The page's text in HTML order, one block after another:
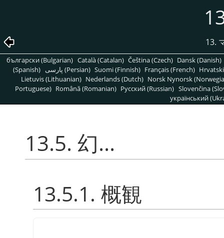
13.
български (Bulgarian) Català (Catalan) Čeština (Czech) Dansk (Danish)
(Spanish)
پارسی (Persian) Suomi (Finnish) Français (French)
Lietuvis (Lithuanian) Nederlands (Dutch) Norsk Nynorsk
Portuguese) Română (Romanian) Pусский (Russian) Slovenčina
український
13.5. 幻...
13.5.1. 概観